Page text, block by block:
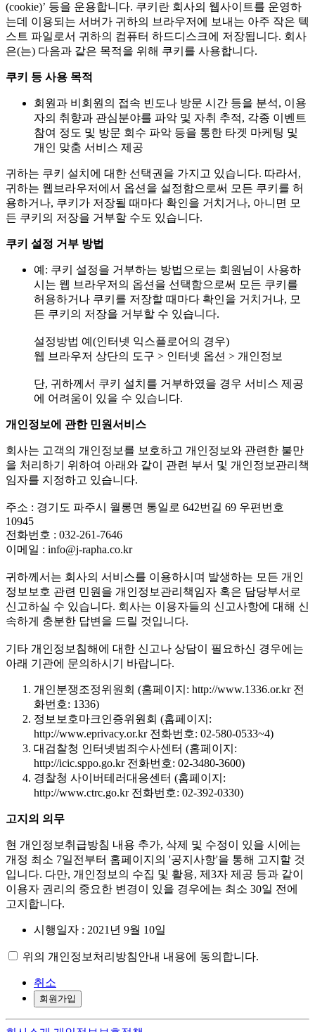
(cookie)’ 등을 운용합니다. 쿠키란 회사의 웹사이트를 운영하
는데 이용되는 서버가 귀하의 브라우저에 보내는 아주 작은 텍
스트 파일로서 귀하의 컴퓨터 하드디스크에 저장됩니다. 회사
은(는) 다음과 같은 목적을 위해 쿠키를 사용합니다.
쿠키 등 사용 목적
회원과 비회원의 접속 빈도나 방문 시간 등을 분석, 이용
자의 취향과 관심분야를 파악 및 자취 추적, 각종 이벤트
참여 정도 및 방문 회수 파악 등을 통한 타겟 마케팅 및
개인 맞춤 서비스 제공
귀하는 쿠키 설치에 대한 선택권을 가지고 있습니다. 따라서,
귀하는 웹브라우저에서 옵션을 설정함으로써 모든 쿠키를 허
용하거나, 쿠키가 저장될 때마다 확인을 거치거나, 아니면 모
든 쿠키의 저장을 거부할 수도 있습니다.
쿠키 설정 거부 방법
예: 쿠키 설정을 거부하는 방법으로는 회원님이 사용하
시는 웹 브라우저의 옵션을 선택함으로써 모든 쿠키를
허용하거나 쿠키를 저장할 때마다 확인을 거치거나, 모
든 쿠키의 저장을 거부할 수 있습니다.
설정방법 예(인터넷 익스플로어의 경우)
웹 브라우저 상단의 도구 > 인터넷 옵션 > 개인정보
단, 귀하께서 쿠키 설치를 거부하였을 경우 서비스 제공
에 어려움이 있을 수 있습니다.
개인정보에 관한 민원서비스
회사는 고객의 개인정보를 보호하고 개인정보와 관련한 불만
을 처리하기 위하여 아래와 같이 관련 부서 및 개인정보관리책
임자를 지정하고 있습니다.
주소 : 경기도 파주시 월롱면 통일로 642번길 69 우편번호
10945
전화번호 : 032-261-7646
이메일 : info@j-rapha.co.kr
귀하께서는 회사의 서비스를 이용하시며 발생하는 모든 개인
정보보호 관련 민원을 개인정보관리책임자 혹은 담당부서로
신고하실 수 있습니다. 회사는 이용자들의 신고사항에 대해 신
속하게 충분한 답변을 드릴 것입니다.
기타 개인정보침해에 대한 신고나 상담이 필요하신 경우에는
아래 기관에 문의하시기 바랍니다.
개인분쟁조정위원회 (홈페이지: http://www.1336.or.kr 전
화번호: 1336)
정보보호마크인증위원회 (홈페이지:
http://www.eprivacy.or.kr 전화번호: 02-580-0533~4)
대검찰청 인터넷범죄수사센터 (홈페이지:
http://icic.sppo.go.kr 전화번호: 02-3480-3600)
경찰청 사이버테러대응센터 (홈페이지:
http://www.ctrc.go.kr 전화번호: 02-392-0330)
고지의 의무
현 개인정보취급방침 내용 추가, 삭제 및 수정이 있을 시에는
개정 최소 7일전부터 홈페이지의 '공지사항'을 통해 고지할 것
입니다. 다만, 개인정보의 수집 및 활용, 제3자 제공 등과 같이
이용자 권리의 중요한 변경이 있을 경우에는 최소 30일 전에
고지합니다.
시행일자 : 2021년 9월 10일
위의 개인정보처리방침안내 내용에 동의합니다.
취소
회원가입